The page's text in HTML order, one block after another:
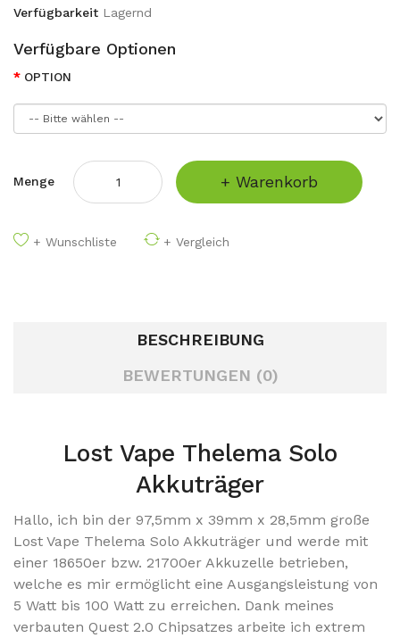
Verfügbarkeit Lagernd
Verfügbare Optionen
OPTION
Menge + Warenkorb
+ Wunschliste + Vergleich
BESCHREIBUNG
BEWERTUNGEN (0)
Lost Vape Thelema Solo
Akkuträger
Hallo, ich bin der 97,5mm x 39mm x 28,5mm große
Lost Vape Thelema Solo Akkuträger und werde mit
einer 18650er bzw. 21700er Akkuzelle betrieben,
welche es mir ermöglicht eine Ausgangsleistung von
5 Watt bis 100 Watt zu erreichen. Dank meines
verbauten Quest 2.0 Chipsatzes arbeite ich extrem